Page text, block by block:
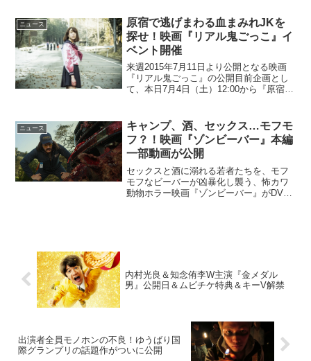
ニュース
原宿で逃げまわる血まみれJKを
探せ！映画『リアル鬼ごっこ』イ
ベント開催
来週2015年7月11日より公開となる映画
『リアル鬼ごっこ』の公開目前企画とし
て、本日7月4日（土）12:00から『原宿で
みれJKを探せ！トリンドル玲奈、篠田麻
里子、...
ニュース
キャンプ、酒、セックス…モフモ
フ？！映画『ゾンビーバー』本編
一部動画が公開
セックスと酒に溺れる若者たちを、モフ
モフなビーバーが凶暴化し襲う、怖カワ
動物ホラー映画『ゾンビーバー』がDVD
内村光良＆知念侑李W主演『金メダル
男』公開日＆ムビチケ特典＆キーV解禁
出演者全員モノホンの不良！ゆうばり国
際グランプリの話題作がついに公開